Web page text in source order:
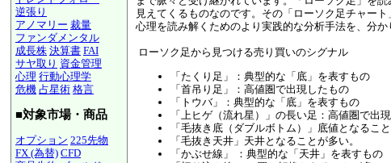
逆張り
アノマリー 裁量
ファンダメンタル
成長株 決算書 FAI
サヤ取り 資金管理
心理 行動心理学
危機 占星術 格言
■対象市場・商品
オプション 225先物
FX (為替) CFD
見えてくるものなのです。その「ローソク足チャー
心理を読み解くためのより実践的な分析手法を、分か
ローソク足から見つける売り買いのシグナル
「たくり足」：典型的な「底」を表すもの
「首吊り足」：高値圏で出現したもの
「トウバ」：典型的な「底」を表すもの
「上ヒゲ（流れ星）」の長い足：高値圏で出
「毛抜き底（ダブルボトム）」底値となるこ
「毛抜き天井」天井となることが多い。
「かぶせ線」 ：典型的な「天井」を表すもの